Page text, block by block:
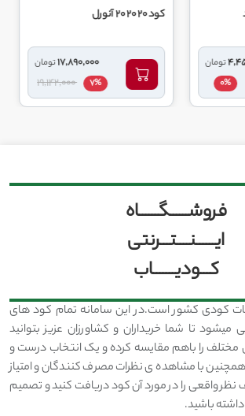
17,890,000
تومان
7%
19,142,000
فروشــــــگــــــاه
ایــــــنــــتـــرنتی
کـــودیـــــــاب
کودی کشور است.در این سامانه تمام کود های
میشود تا شما خریداران و کشاورزان عزیز بتوانید
را باهم مقایسه کرده و یک انتخاب درست و
با مشاهده ی نظرات مصرف کنندگان و امتیاز
نظر واقعی را در مورد آن کود دریافت کنید و تصمیم
باشید.